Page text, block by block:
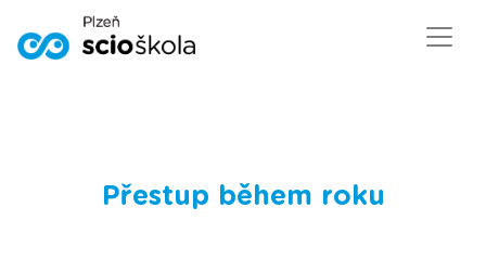
Přestup během roku